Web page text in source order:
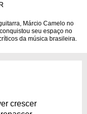
Márcio Camelo no
seu espaço no
da música brasileira.
crescer